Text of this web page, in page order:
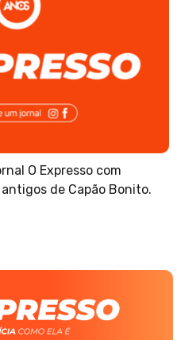
O Expresso com
de Capão Bonito.